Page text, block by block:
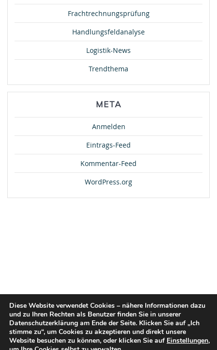
Frachtrechnungsprüfung
Handlungsfeldanalyse
Logistik-News
Trendthema
META
Anmelden
Eintrags-Feed
Kommentar-Feed
WordPress.org
Diese Website verwendet Cookies – nähere Informationen dazu
und zu Ihren Rechten als Benutzer finden Sie in unserer
Datenschutzerklärung am Ende der Seite. Klicken Sie auf „Ich
stimme zu“, um Cookies zu akzeptieren und direkt unsere
Website besuchen zu können, oder klicken Sie auf Einstellungen,